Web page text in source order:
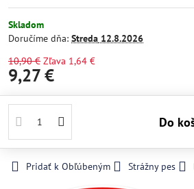
Skladom
Doručíme dňa: Streda 12.8.2026
10,90 € Zľava 1,64 €
9,27 €
Do
Pridať k Obľúbeným Strážny pes